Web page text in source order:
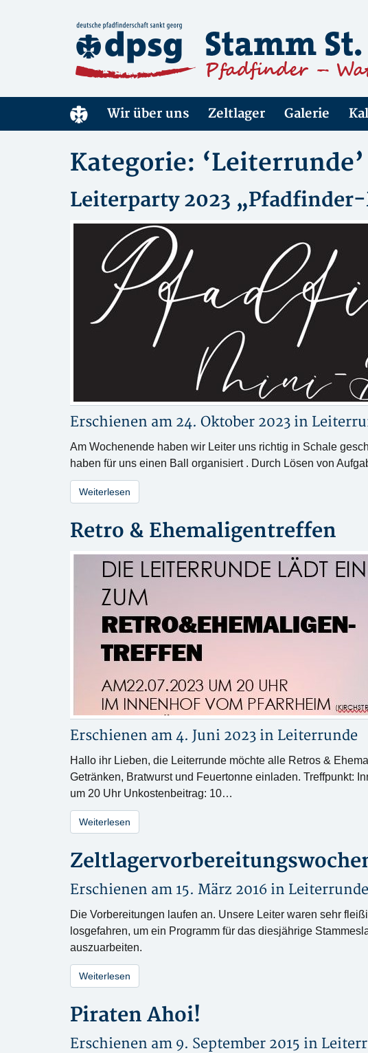
Wir über uns Zeltlager Galerie
Kategorie: ‘Leiterrunde’
Leiterparty 2023
Erschienen am 24. Oktober 2023 in
Am Wochenende haben wir Leiter uns richtig in Schale
haben für uns einen Ball organisiert . Durch Lösen von
Weiterlesen
Retro & Ehemaligentreffen
Erschienen am 4. Juni 2023 in Leiterrunde
Hallo ihr Lieben, die Leiterrunde möchte alle Retros &
Getränken, Bratwurst und Feuertonne einladen. Treffpunkt:
um 20 Uhr Unkostenbeitrag: 10…
Weiterlesen
Erschienen am 15. März 2016 in Leiterrunde
Die Vorbereitungen laufen an. Unsere Leiter waren sehr
losgefahren, um ein Programm für das diesjährige
auszuarbeiten.
Weiterlesen
Piraten Ahoi!
Erschienen am 9. September 2015 in